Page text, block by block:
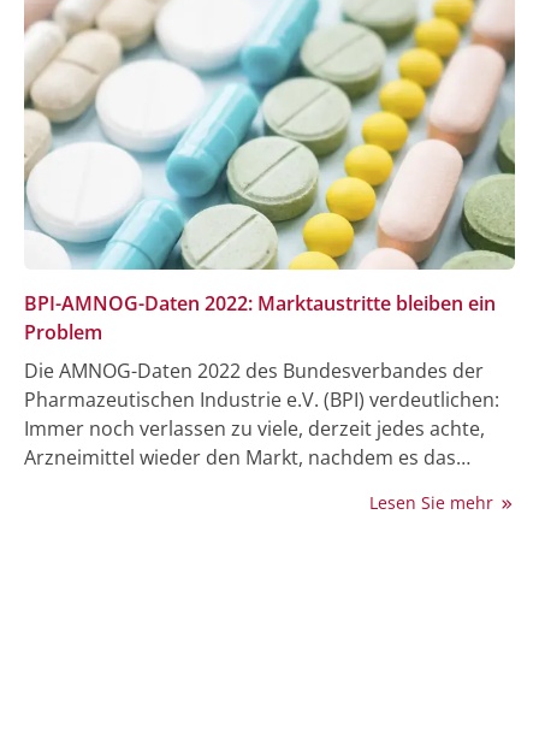
BPI-AMNOG-Daten 2022: Marktaustritte bleiben ein
Problem
Die AMNOG-Daten 2022 des Bundesverbandes der
Pharmazeutischen Industrie e.V. (BPI) verdeutlichen:
Immer noch verlassen zu viele, derzeit jedes achte,
Arzneimittel wieder den Markt, nachdem es das
diese Innovationen den Patientinnen und Patienten
Lesen Sie mehr